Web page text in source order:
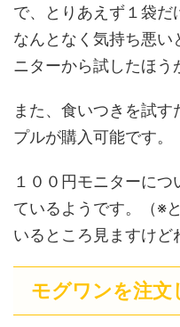
で、とりあえず１袋だ
なんとなく気持ち悪い
ニターから試したほう
また、食いつきを試
プルが購入可能です。
１００円モニターに
ているようです。（※
いるところ見ますけど
モグワンを注文